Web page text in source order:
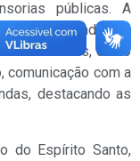
públicas. A
destinados ao
Defensorias, como
comunicação com a
destacando as
do Espírito Santo,